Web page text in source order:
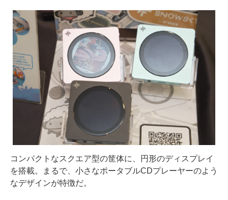
コンパクトなスクエア型の筐体に、円形のディスプレイ
を搭載。まるで、小さなポータブルCDプレーヤーのよう
なデザインが特徴だ。